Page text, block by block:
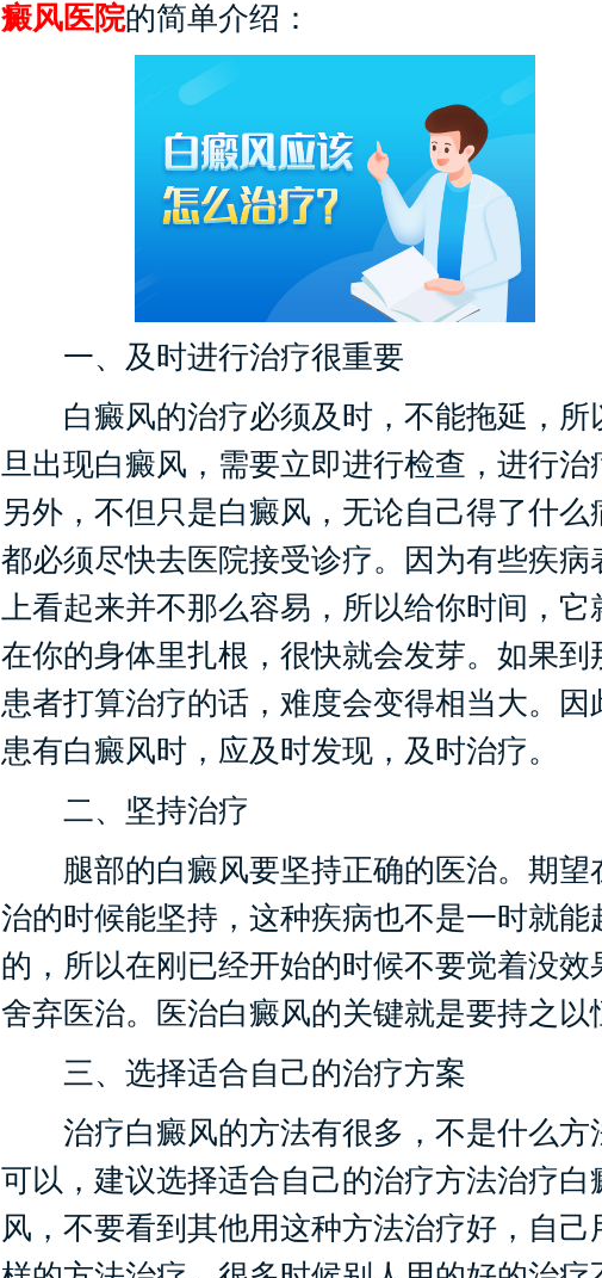
癜风医院的简单介绍：
一、及时进行治疗很重要
白癜风的治疗必须及时，不能拖延，所
旦出现白癜风，需要立即进行检查，进行治
另外，不但只是白癜风，无论自己得了什么
都必须尽快去医院接受诊疗。因为有些疾病
上看起来并不那么容易，所以给你时间，它
在你的身体里扎根，很快就会发芽。如果到
患者打算治疗的话，难度会变得相当大。因
患有白癜风时，应及时发现，及时治疗。
二、坚持治疗
腿部的白癜风要坚持正确的医治。期望
治的时候能坚持，这种疾病也不是一时就能
的，所以在刚已经开始的时候不要觉着没效
舍弃医治。医治白癜风的关键就是要持之以
三、选择适合自己的治疗方案
治疗白癜风的方法有很多，不是什么方
可以，建议选择适合自己的治疗方法治疗白
风，不要看到其他用这种方法治疗好，自己